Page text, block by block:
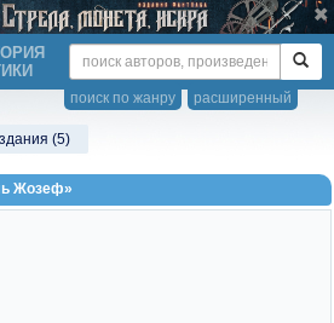
расширенный
поиск по жанру
(5)
Жозеф»